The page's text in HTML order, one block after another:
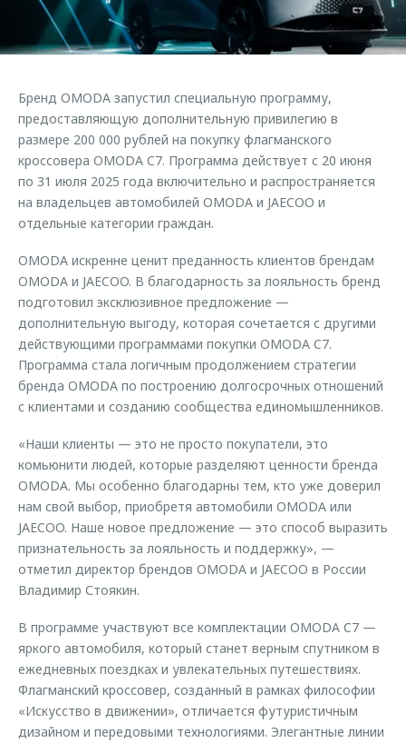
Страхование
Кредитный калькулятор
Одежда и сувениры
Оригинальные аксессуары
Запчасти
Трейд-ин
Клиентская поддержка
O&J Автоклуб
Приложение O&J
Аксессуары
Одежда и сувениры
Оригинальные аксессуары
Обратная связь
Бренд OMODA запустил специальную программу,
предоставляющую дополнительную привилегию в
размере 200 000 рублей на покупку флагманского
кроссовера OMODA C7. Программа действует с 20 июня
по 31 июля 2025 года включительно и распространяется
на владельцев автомобилей OMODA и JAECOO и
отдельные категории граждан.
OMODA искренне ценит преданность клиентов брендам
OMODA и JAECOO. В благодарность за лояльность бренд
подготовил эксклюзивное предложение —
дополнительную выгоду, которая сочетается с другими
действующими программами покупки OMODA C7.
Программа стала логичным продолжением стратегии
бренда OMODA по построению долгосрочных отношений
с клиентами и созданию сообщества единомышленников.
«Наши клиенты — это не просто покупатели, это
комьюнити людей, которые разделяют ценности бренда
OMODA. Мы особенно благодарны тем, кто уже доверил
нам свой выбор, приобретя автомобили OMODA или
JAECOO. Наше новое предложение — это способ выразить
признательность за лояльность и поддержку», —
отметил директор брендов OMODA и JAECOO в России
Владимир Стоякин.
В программе участвуют все комплектации OMODA C7 —
яркого автомобиля, который станет верным спутником в
ежедневных поездках и увлекательных путешествиях.
Флагманский кроссовер, созданный в рамках философии
«Искусство в движении», отличается футуристичным
дизайном и передовыми технологиями. Элегантные линии